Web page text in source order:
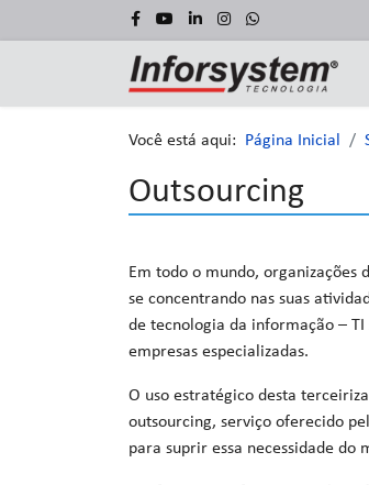
Você está aqui: Página Inicial
Outsourcing
Em todo o mundo, organizações
se concentrando nas suas
de tecnologia da informação –
empresas especializadas.
O uso estratégico desta
outsourcing, serviço oferecido
para suprir essa necessidade do